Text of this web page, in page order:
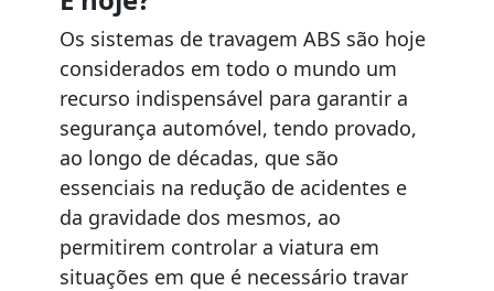
Os sistemas de travagem ABS são hoje
considerados em todo o mundo um
recurso indispensável para garantir a
segurança automóvel, tendo provado,
ao longo de décadas, que são
essenciais na redução de acidentes e
da gravidade dos mesmos, ao
permitirem controlar a viatura em
situações em que é necessário travar